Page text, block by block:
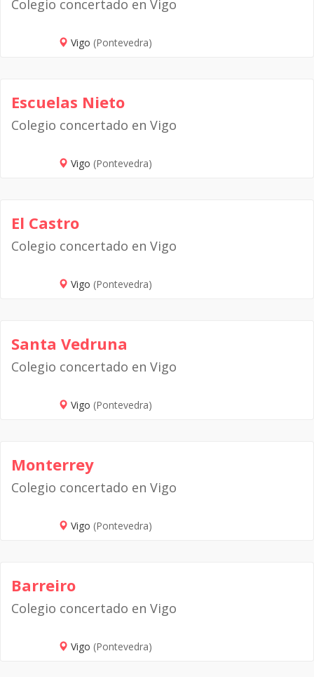
Colegio concertado en Vigo
Vigo (Pontevedra)
Escuelas Nieto
Colegio concertado en Vigo
Vigo (Pontevedra)
El Castro
Colegio concertado en Vigo
Vigo (Pontevedra)
Santa Vedruna
Colegio concertado en Vigo
Vigo (Pontevedra)
Monterrey
Colegio concertado en Vigo
Vigo (Pontevedra)
Barreiro
Colegio concertado en Vigo
Vigo (Pontevedra)